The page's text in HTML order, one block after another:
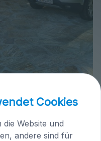
Größe anzeigen…
Cookies
Website und
andere sind für